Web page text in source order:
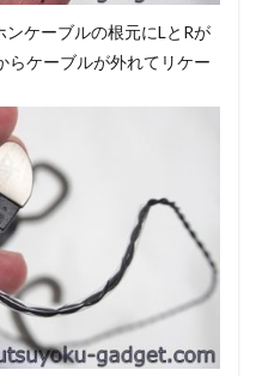
ケーブルの根元にLとRが
らケーブルが外れてリケー